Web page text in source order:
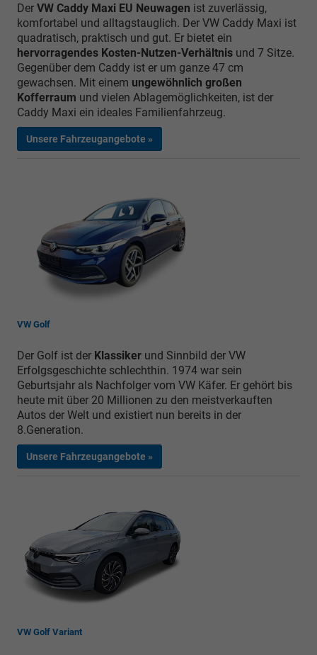
Der VW Caddy Maxi EU Neuwagen ist zuverlässig,
komfortabel und alltagstauglich. Der VW Caddy Maxi ist
quadratisch, praktisch und gut. Er bietet ein
hervorragendes Kosten-Nutzen-Verhältnis und 7 Sitze.
Gegenüber dem Caddy ist er um ganze 47 cm
gewachsen. Mit einem ungewöhnlich großen
Kofferraum und vielen Ablagemöglichkeiten, ist der
Caddy Maxi ein ideales Familienfahrzeug.
Unsere Fahrzeugangebote »
VW Golf
Der Golf ist der Klassiker und Sinnbild der VW
Erfolgsgeschichte schlechthin. 1974 war sein
Geburtsjahr als Nachfolger vom VW Käfer. Er gehört bis
heute mit über 20 Millionen zu den meistverkauften
Autos der Welt und existiert nun bereits in der
8.Generation.
Unsere Fahrzeugangebote »
VW Golf Variant